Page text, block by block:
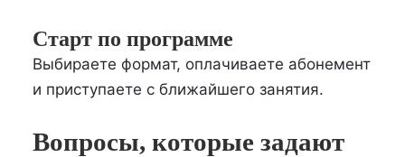
Старт по программе
Выбираете формат, оплачиваете абонемент
и приступаете с ближайшего занятия.
Вопросы, которые задают